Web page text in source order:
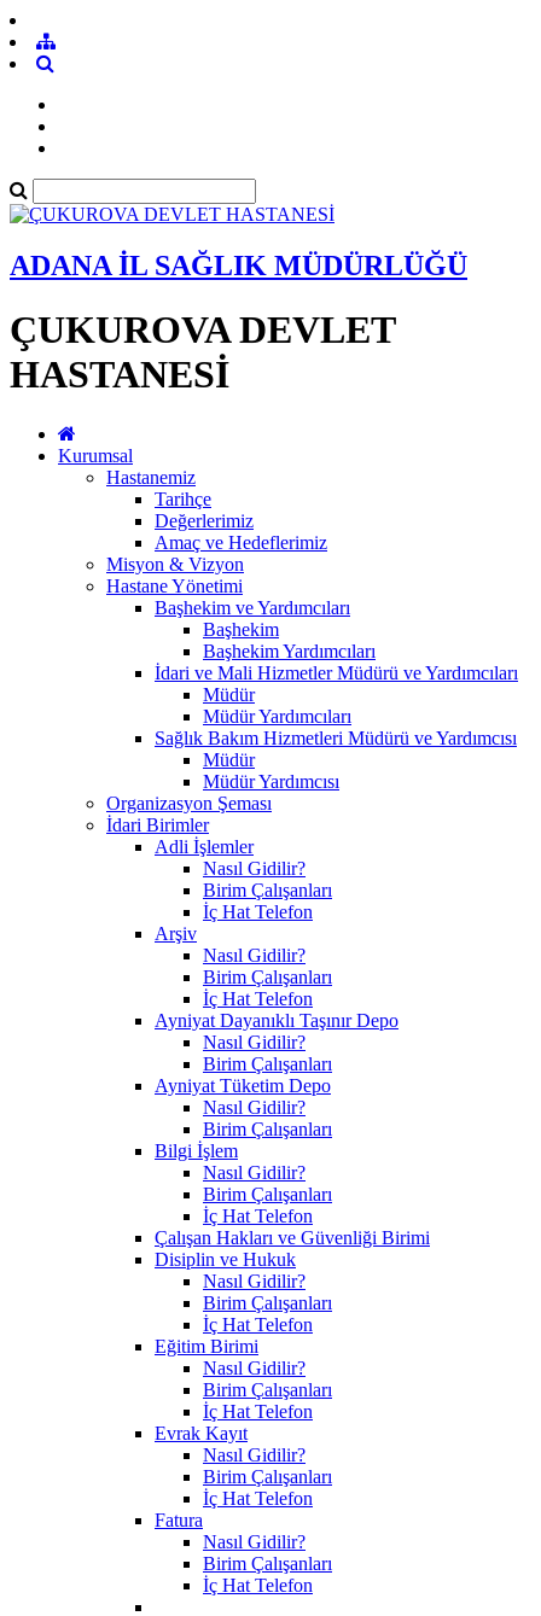
ADANA İL SAĞLIK MÜDÜRLÜĞÜ
ÇUKUROVA DEVLET
HASTANESİ
Kurumsal
Hastanemiz
Tarihçe
Değerlerimiz
Amaç ve Hedeflerimiz
Misyon & Vizyon
Hastane Yönetimi
Başhekim ve Yardımcıları
Başhekim
Başhekim Yardımcıları
İdari ve Mali Hizmetler Müdürü ve Yardımcıları
Müdür
Müdür Yardımcıları
Sağlık Bakım Hizmetleri Müdürü ve Yardımcısı
Müdür
Müdür Yardımcısı
Organizasyon Şeması
İdari Birimler
Adli İşlemler
Nasıl Gidilir?
Birim Çalışanları
İç Hat Telefon
Arşiv
Nasıl Gidilir?
Birim Çalışanları
İç Hat Telefon
Ayniyat Dayanıklı Taşınır Depo
Nasıl Gidilir?
Birim Çalışanları
Ayniyat Tüketim Depo
Nasıl Gidilir?
Birim Çalışanları
Bilgi İşlem
Nasıl Gidilir?
Birim Çalışanları
İç Hat Telefon
Çalışan Hakları ve Güvenliği Birimi
Disiplin ve Hukuk
Nasıl Gidilir?
Birim Çalışanları
İç Hat Telefon
Eğitim Birimi
Nasıl Gidilir?
Birim Çalışanları
İç Hat Telefon
Evrak Kayıt
Nasıl Gidilir?
Birim Çalışanları
İç Hat Telefon
Fatura
Nasıl Gidilir?
Birim Çalışanları
İç Hat Telefon